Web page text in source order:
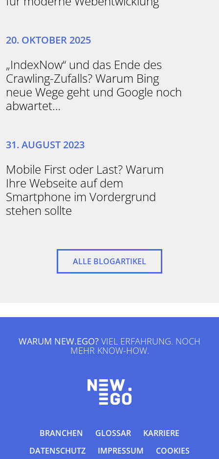
20. OKTOBER 2025
„IndexNow“ und das Ende des
Crawling-Zufalls? Warum Bing
neue Wege geht und Google noch
abwartet…
31. AUGUST 2023
Mobile First oder Last? Warum
Ihre Webseite auf dem
Smartphone im Vordergrund
stehen sollte
ALLE BLOGARTIKEL
WARUM NEW.EGO? VIEL ERFAHRUNG. NOCH
MEHR KNOW-HOW.
BRANCHEN GLOSSAR
KARRIERE
DATENSCHUTZ
IMPRESSUM COOKIES